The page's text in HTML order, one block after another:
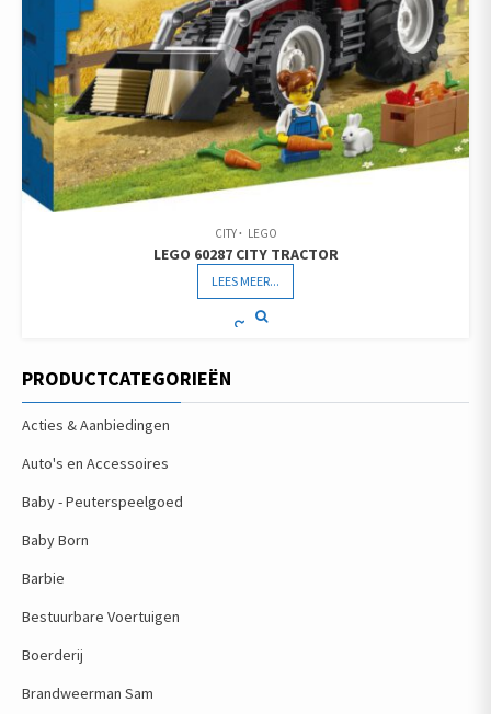
CITY LEGO
LEGO 60287 CITY TRACTOR
LEES MEER...
PRODUCTCATEGORIEËN
Acties & Aanbiedingen
Auto's en Accessoires
Baby - Peuterspeelgoed
Baby Born
Barbie
Bestuurbare Voertuigen
Boerderij
Brandweerman Sam